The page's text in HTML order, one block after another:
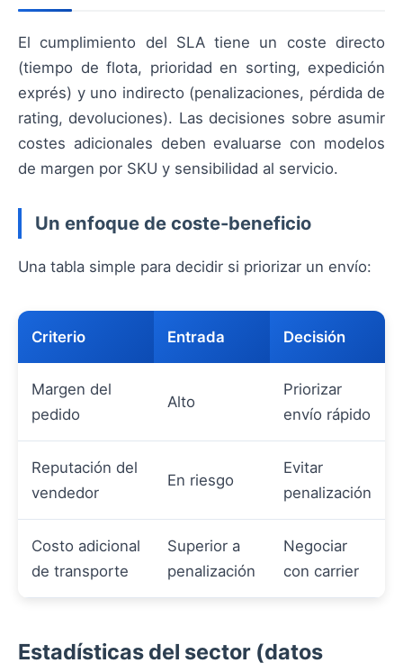
El cumplimiento del SLA tiene un coste directo
(tiempo de flota, prioridad en sorting, expedición
exprés) y uno indirecto (penalizaciones, pérdida de
rating, devoluciones). Las decisiones sobre asumir
costes adicionales deben evaluarse con modelos
de margen por SKU y sensibilidad al servicio.
Un enfoque de coste-beneficio
Una tabla simple para decidir si priorizar un envío:
Criterio Entrada Decisión
Margen del
pedido
Alto
Priorizar
envío rápido
Reputación del
vendedor
En riesgo
Evitar
penalización
Costo adicional
de transporte
Superior a
penalización
Negociar
con carrier
Estadísticas del sector (datos